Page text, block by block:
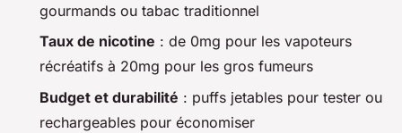
gourmands ou tabac traditionnel
Taux de nicotine : de 0mg pour les vapoteurs
récréatifs à 20mg pour les gros fumeurs
Budget et durabilité : puffs jetables pour tester ou
rechargeables pour économiser